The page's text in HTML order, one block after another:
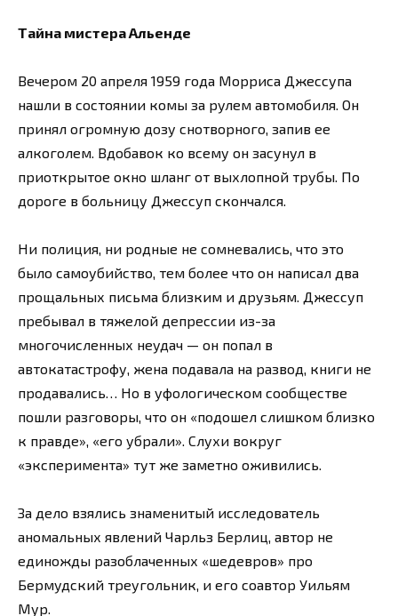
Тайна мистера Альенде
Вечером 20 апреля 1959 года Морриса Джессупа
нашли в состоянии комы за рулем автомобиля. Он
принял огромную дозу снотворного, запив ее
алкоголем. Вдобавок ко всему он засунул в
приоткрытое окно шланг от выхлопной трубы. По
дороге в больницу Джессуп скончался.
Ни полиция, ни родные не сомневались, что это
было самоубийство, тем более что он написал два
прощальных письма близким и друзьям. Джессуп
пребывал в тяжелой депрессии из-за
многочисленных неудач — он попал в
автокатастрофу, жена подавала на развод, книги не
продавались… Но в уфологическом сообществе
пошли разговоры, что он «подошел слишком близко
к правде», «его убрали». Слухи вокруг
«эксперимента» тут же заметно оживились.
За дело взялись знаменитый исследователь
аномальных явлений Чарльз Берлиц, автор не
единожды разоблаченных «шедевров» про
Бермудский треугольник, и его соавтор Уильям
Мур.